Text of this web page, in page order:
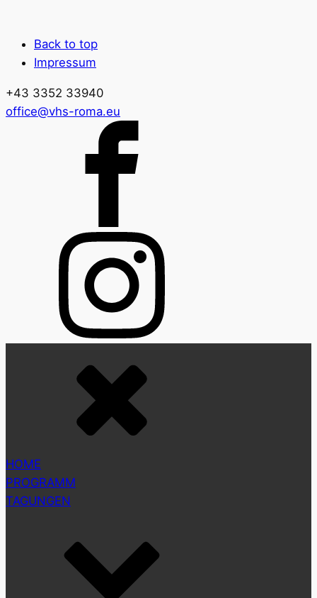
Back to top
Impressum
+43 3352 33940
office@vhs-roma.eu
HOME
PROGRAMM
TAGUNGEN